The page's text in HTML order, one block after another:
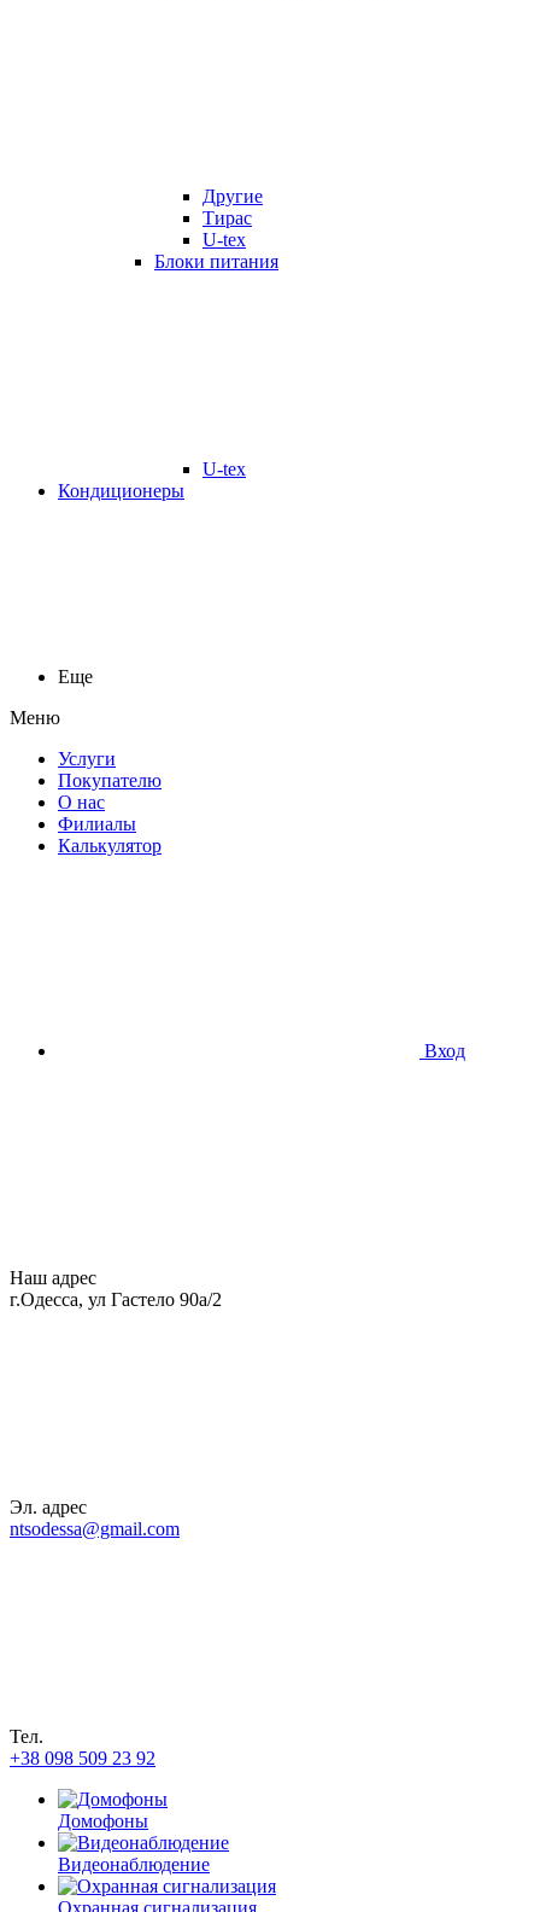
Другие
Тирас
U-tex
Блоки питания
U-tex
Кондиционеры
Еще
Меню
Услуги
Покупателю
О нас
Филиалы
Калькулятор
Вход
Наш адрес
г.Одесса, ул Гастело 90а/2
Эл. адрес
ntsodessa@gmail.com
Тел.
+38 098 509 23 92
Домофоны
Видеонаблюдение
Охранная сигнализация